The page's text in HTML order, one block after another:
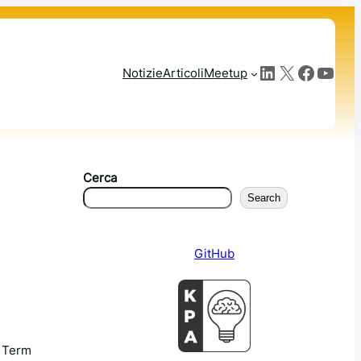
NotizieArticoliMeetup LinkedIn X Facebook YouTube
Cerca
Search
GitHub